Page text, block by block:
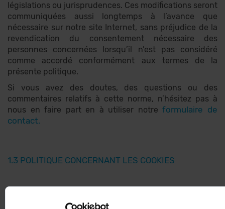
législations ou jurisprudences. Ces modifications seront
communiquées aussi longtemps à l’avance que
nécessaire sur notre site Internet, sans préjudice de la
revendication du consentement nécessaire des
personnes concernées lorsqu’il n’est pas considéré
comme accordé conformément aux termes de la
présente politique.
Si vous avez des doutes, des questions ou des
commentaires relatifs à cette norme, n’hésitez pas à
nous en faire part en à utiliser notreformulaire de
contact.
1.3 POLITIQUE CONCERNANT LES COOKIES